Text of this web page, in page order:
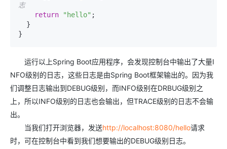
志
return
"hello" ;
}
运行以上Spring Boot应用程序，会发现控制台中输出了大量I
NFO级别的日志，这些日志是由Spring Boot框架输出的。因为我
们调整日志输出到DEBUG级别，而INFO级别在DRBUG级别之
上，所以INFO级别的日志也会输出，但TRACE级别的日志不会输
出。
当我们打开浏览器，发送http://localhost:8080/hello请求
时，可在控制台中看到我们想要输出的DEBUG级别日志。